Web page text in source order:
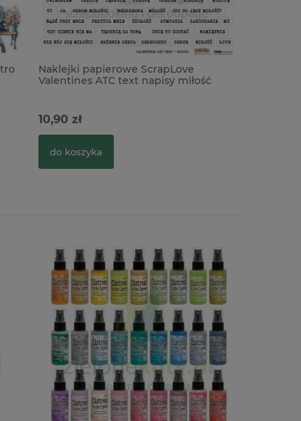
Naklejki papierowe ScrapLove
Valentines ATC text napisy miłość
10,90 zł
do koszyka